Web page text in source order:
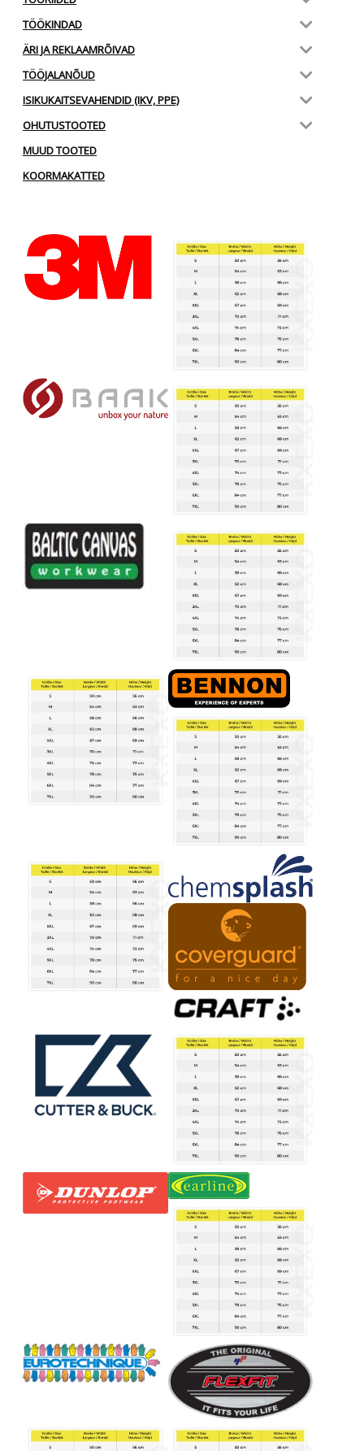
TÖÖKINDAD
ÄRI JA REKLAAMRÕIVAD
TÖÖJALANÕUD
ISIKUKAITSEVAHENDID (IKV, PPE)
OHUTUSTOOTED
MUUD TOOTED
KOORMAKATTED